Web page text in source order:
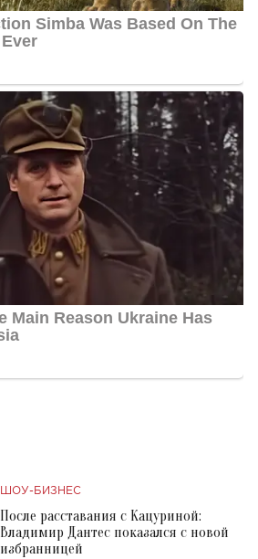
ШОУ-БИЗНЕС
После расставания с Кацуриной:
Владимир Дантес показался с новой
избранницей